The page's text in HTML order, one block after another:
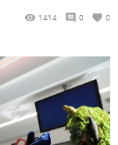
1414 0 0